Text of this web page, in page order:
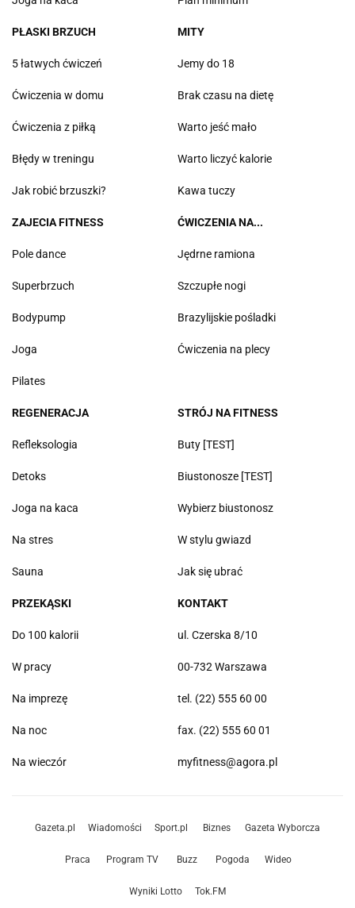
PŁASKI BRZUCH
5 łatwych ćwiczeń
Ćwiczenia w domu
Ćwiczenia z piłką
Błędy w treningu
Jak robić brzuszki?
MITY
Jemy do 18
Brak czasu na dietę
Warto jeść mało
Warto liczyć kalorie
Kawa tuczy
ZAJECIA FITNESS
Pole dance
Superbrzuch
Bodypump
Joga
Pilates
ĆWICZENIA NA...
Jędrne ramiona
Szczupłe nogi
Brazylijskie pośladki
Ćwiczenia na plecy
REGENERACJA
Refleksologia
Detoks
Joga na kaca
Na stres
Sauna
STRÓJ NA FITNESS
Buty [TEST]
Biustonosze [TEST]
Wybierz biustonosz
W stylu gwiazd
Jak się ubrać
PRZEKĄSKI
Do 100 kalorii
W pracy
Na imprezę
Na noc
Na wieczór
KONTAKT
ul. Czerska 8/10
00-732 Warszawa
tel. (22) 555 60 00
fax. (22) 555 60 01
myfitness@agora.pl
Gazeta.pl Wiadomości Sport.pl Biznes Gazeta Wyborcza
Praca Program TV Buzz Pogoda Wideo
Wyniki Lotto Tok.FM